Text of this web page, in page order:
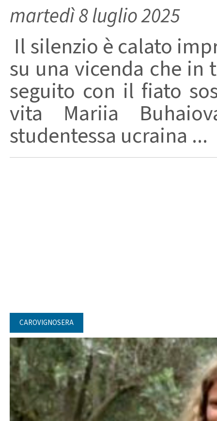
martedì 8 luglio 2025
Il silenzio è calato
su una vicenda che in
seguito con il fiato
vita Mariia
studentessa ucraina ...
CAROVIGNOSERA